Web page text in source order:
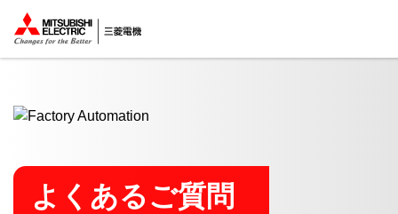
ここから本文
よくあるご質問